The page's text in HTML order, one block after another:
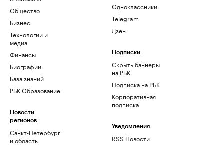
Общество
Бизнес
Технологии и
медиа
Финансы
Биографии
База знаний
РБК Образование
Новости
регионов
Санкт-Петербург
и область
Одноклассники
Telegram
Дзен
Подписки
Скрыть баннеры
на РБК
Подписка на РБК
Корпоративная
подписка
Уведомления
RSS Новости